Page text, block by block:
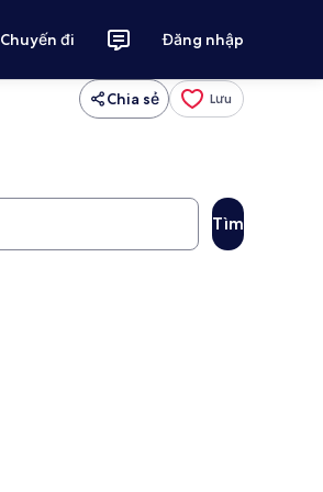
Chuyến đi Đăng nhập
Chia sẻ Lưu
Tìm